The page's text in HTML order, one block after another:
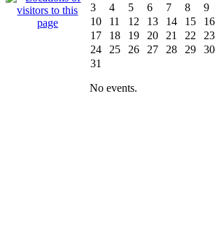
3
4 5 6 7 8
9
10
11 12 13 14 15
16
17
18 19 20 21 22
23
24
25 26 27 28 29
30
31
No events.